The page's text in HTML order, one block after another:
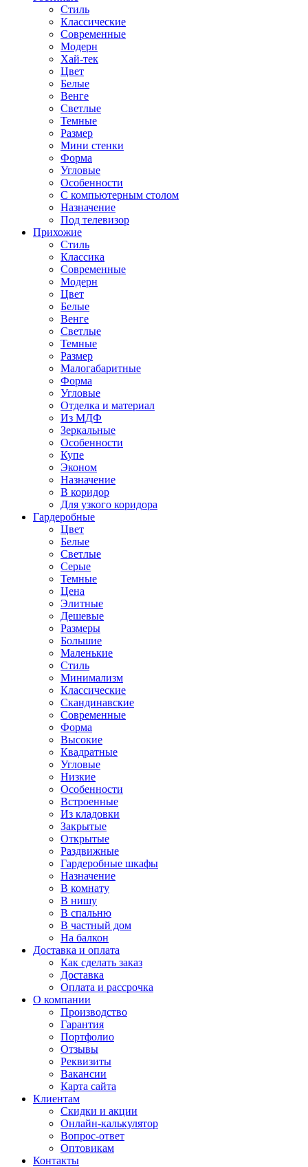
Стиль
Классические
Современные
Модерн
Хай-тек
Цвет
Белые
Венге
Светлые
Темные
Размер
Мини стенки
Форма
Угловые
Особенности
С компьютерным столом
Назначение
Под телевизор
Прихожие
Стиль
Классика
Современные
Модерн
Цвет
Белые
Венге
Светлые
Темные
Размер
Малогабаритные
Форма
Угловые
Отделка и материал
Из МДФ
Зеркальные
Особенности
Купе
Эконом
Назначение
В коридор
Для узкого коридора
Гардеробные
Цвет
Белые
Светлые
Серые
Темные
Цена
Элитные
Дешевые
Размеры
Большие
Маленькие
Стиль
Минимализм
Классические
Скандинавские
Современные
Форма
Высокие
Квадратные
Угловые
Низкие
Особенности
Встроенные
Из кладовки
Закрытые
Открытые
Раздвижные
Гардеробные шкафы
Назначение
В комнату
В нишу
В спальню
В частный дом
На балкон
Доставка и оплата
Как сделать заказ
Доставка
Оплата и рассрочка
О компании
Производство
Гарантия
Портфолио
Отзывы
Реквизиты
Вакансии
Карта сайта
Клиентам
Скидки и акции
Онлайн-калькулятор
Вопрос-ответ
Оптовикам
Контакты